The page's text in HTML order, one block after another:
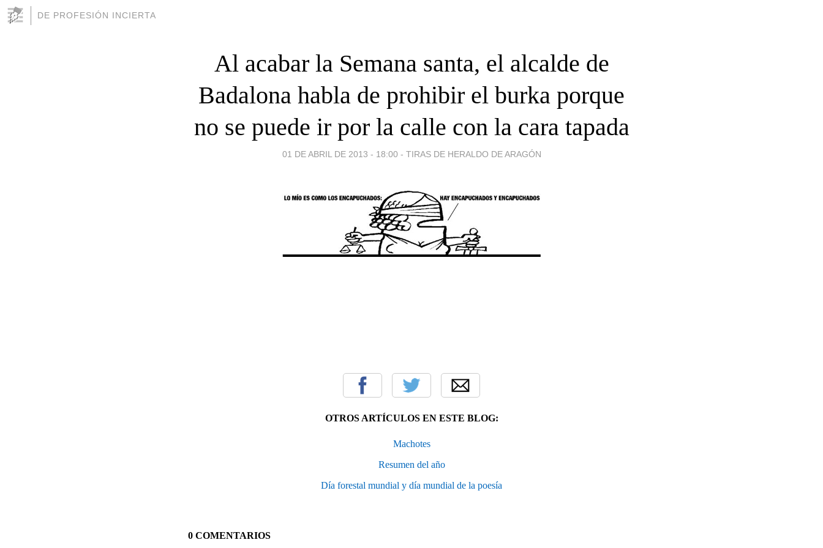
DE PROFESIÓN INCIERTA
Al acabar la Semana santa, el alcalde de
Badalona habla de prohibir el burka porque
no se puede ir por la calle con la cara tapada
01 DE ABRIL DE 2013 - 18:00 - TIRAS DE HERALDO DE ARAGÓN
OTROS ARTÍCULOS EN ESTE BLOG:
Machotes
Resumen del año
Día forestal mundial y día mundial de la poesía
0 COMENTARIOS